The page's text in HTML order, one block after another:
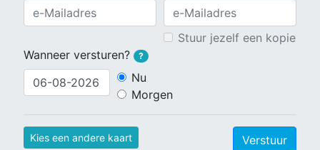
Stuur jezelf een kopie
Wanneer versturen?
?
Nu
Morgen
Kies een andere kaart Verstuur